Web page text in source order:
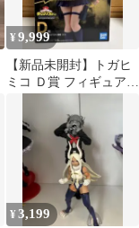
¥9,999
【新品未開封】トガヒ
ミコ Ｄ賞 フィギュア
一番くじ （箱やや傷へ
こみあり）
¥3,199